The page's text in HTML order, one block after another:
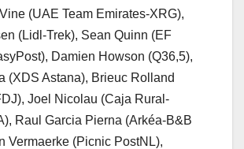
(UAE Team Emirates-XRG),
(Lidl-Trek), Sean Quinn (EF
Damien Howson (Q36,5),
(XDS Astana), Brieuc Rolland
Joel Nicolau (Caja Rural-
Raul Garcia Pierna (Arkéa-B&B
Vermaerke (Picnic PostNL),